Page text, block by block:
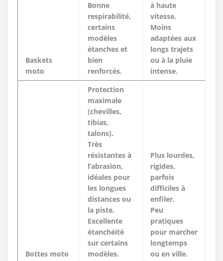
Baskets
moto
Bonne
respirabilité,
certains
modèles
étanches et
bien
renforcés.
à haute
vitesse.
Moins
adaptées aux
longs trajets
ou à la pluie
intense.
Bottes moto
Protection
maximale
(chevilles,
tibias,
talons).
Très
résistantes à
l’abrasion,
idéales pour
les longues
distances ou
la piste.
Excellente
étanchéité
sur certains
modèles.
Plus lourdes,
rigides,
parfois
difficiles à
enfiler.
Peu
pratiques
pour marcher
longtemps
ou en ville.